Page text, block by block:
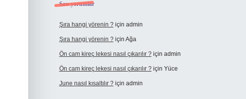
Son yorumlar
Şıra hangi yörenin ?için admin
Şıra hangi yörenin ?için Ağa
Ön cam kireç lekesi nasıl çıkarılır ?için admin
Ön cam kireç lekesi nasıl çıkarılır ?için Yüce
June nasıl kısaltılır ?için admin